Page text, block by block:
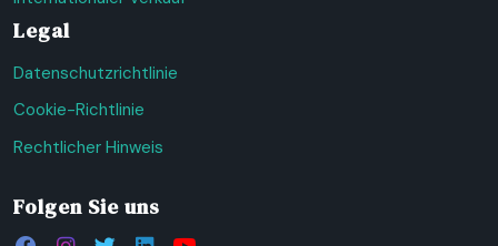
Legal
Datenschutzrichtlinie
Cookie-Richtlinie
Rechtlicher Hinweis
Folgen Sie uns